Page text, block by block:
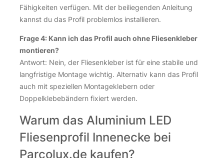
Fähigkeiten verfügen. Mit der beiliegenden Anleitung
kannst du das Profil problemlos installieren.
Frage 4: Kann ich das Profil auch ohne Fliesenkleber
montieren?
Antwort: Nein, der Fliesenkleber ist für eine stabile und
langfristige Montage wichtig. Alternativ kann das Profil
auch mit speziellen Montageklebern oder
Doppelklebebändern fixiert werden.
Warum das Aluminium LED
Fliesenprofil Innenecke bei
Parcolux.de kaufen?